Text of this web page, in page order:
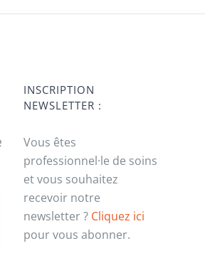
INSCRIPTION
NEWSLETTER :
Vous êtes
professionnel·le de soins
et vous souhaitez
recevoir notre
newsletter ? Cliquez ici
pour vous abonner.